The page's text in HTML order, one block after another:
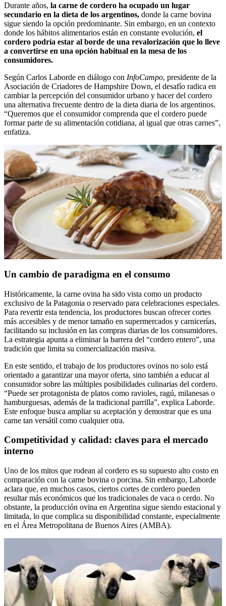
Durante años, la carne de cordero ha ocupado un lugar
secundario en la dieta de los argentinos, donde la carne bovina
sigue siendo la opción predominante. Sin embargo, en un contexto
donde los hábitos alimentarios están en constante evolución, el
cordero podría estar al borde de una revalorización que lo lleve
a convertirse en una opción habitual en la mesa de los
consumidores.
Según Carlos Laborde en diálogo con InfoCampo, presidente de la
Asociación de Criadores de Hampshire Down, el desafío radica en
cambiar la percepción del consumidor urbano y hacer del cordero
una alternativa frecuente dentro de la dieta diaria de los argentinos.
“Queremos que el consumidor comprenda que el cordero puede
formar parte de su alimentación cotidiana, al igual que otras carnes”,
enfatiza.
Un cambio de paradigma en el consumo
Históricamente, la carne ovina ha sido vista como un producto
exclusivo de la Patagonia o reservado para celebraciones especiales.
Para revertir esta tendencia, los productores buscan ofrecer cortes
más accesibles y de menor tamaño en supermercados y carnicerías,
facilitando su inclusión en las compras diarias de los consumidores.
La estrategia apunta a eliminar la barrera del “cordero entero”, una
tradición que limita su comercialización masiva.
En este sentido, el trabajo de los productores ovinos no solo está
orientado a garantizar una mayor oferta, sino también a educar al
consumidor sobre las múltiples posibilidades culinarias del cordero.
“Puede ser protagonista de platos como ravioles, ragú, milanesas o
hamburguesas, además de la tradicional parrilla”, explica Laborde.
Este enfoque busca ampliar su aceptación y demostrar que es una
carne tan versátil como cualquier otra.
Competitividad y calidad: claves para el mercado
interno
Uno de los mitos que rodean al cordero es su supuesto alto costo en
comparación con la carne bovina o porcina. Sin embargo, Laborde
aclara que, en muchos casos, ciertos cortes de cordero pueden
resultar más económicos que los tradicionales de vaca o cerdo. No
obstante, la producción ovina en Argentina sigue siendo estacional y
limitada, lo que complica su disponibilidad constante, especialmente
en el Área Metropolitana de Buenos Aires (AMBA).